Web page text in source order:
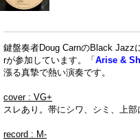
鍵盤奏者Doug CarnのBlack Jazz
rが参加しています。「 Arise &
漲る真摯で熱い演奏です。
cover : VG+
スレあり。帯にシワ、シミ、上
record : M-